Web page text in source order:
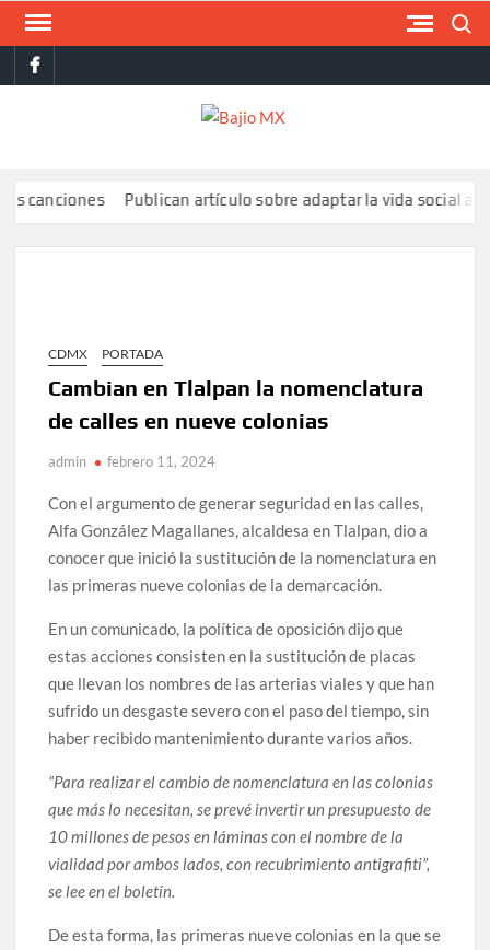
Saltar
contenidofacebook
Publican artículo sobre adaptar la vida social a la de
CDMX PORTADA
Cambian en Tlalpan la nomenclatura
de calles en nueve colonias
admin febrero 11, 2024
Con el argumento de generar seguridad en las calles,
Alfa González Magallanes, alcaldesa en Tlalpan, dio a
conocer que inició la sustitución de la nomenclatura en
las primeras nueve colonias de la demarcación.
En un comunicado, la política de oposición dijo que
estas acciones consisten en la sustitución de placas
que llevan los nombres de las arterias viales y que han
sufrido un desgaste severo con el paso del tiempo, sin
haber recibido mantenimiento durante varios años.
“Para realizar el cambio de nomenclatura en las colonias
que más lo necesitan, se prevé invertir un presupuesto de
10 millones de pesos en láminas con el nombre de la
vialidad por ambos lados, con recubrimiento antigrafiti”,
se lee en el boletín.
De esta forma, las primeras nueve colonias en la que se